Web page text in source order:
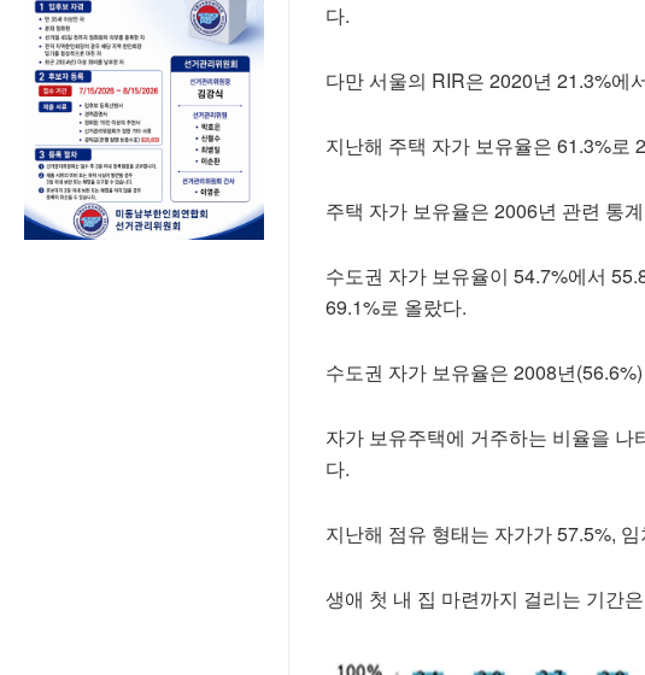
다.
다만 서울의 RIR은 2020년 21.3%에
지난해 주택 자가 보유율은 61.3%로
주택 자가 보유율은 2006년 관련 통
수도권 자가 보유율이 54.7%에서
69.1%로 올랐다.
수도권 자가 보유율은 2008년
자가 보유주택에 거주하는 비율을
다.
지난해 점유 형태는 자가가 57.5%,
생애 첫 내 집 마련까지 걸리는 기간